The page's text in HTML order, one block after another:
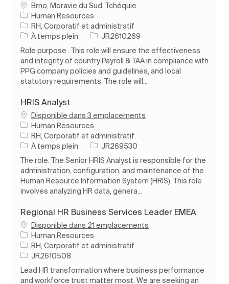
Emplacement
Brno, Moravie du Sud, Tchéquie
Human Resources
Catégorie
RH, Corporatif et administratif
Type d’emploi
À temps plein ID de l’emploi
JR2610269
Role purpose . This role will ensure the effectiveness
and integrity of country Payroll & TAA in compliance with
PPG company policies and guidelines, and local
statutory requirements. The role will...
HRIS Analyst
Disponible dans 3 emplacements
Human Resources
Catégorie
RH, Corporatif et administratif
Type d’emploi
À temps plein ID de l’emploi
JR269530
The role. The Senior HRIS Analyst is responsible for the
administration, configuration, and maintenance of the
Human Resource Information System (HRIS). This role
involves analyzing HR data, genera...
Regional HR Business Services Leader EMEA
Disponible dans 21 emplacements
Human Resources
Catégorie
RH, Corporatif et administratif
ID de l’emploi
JR2610508
Lead HR transformation where business performance
and workforce trust matter most. We are seeking an